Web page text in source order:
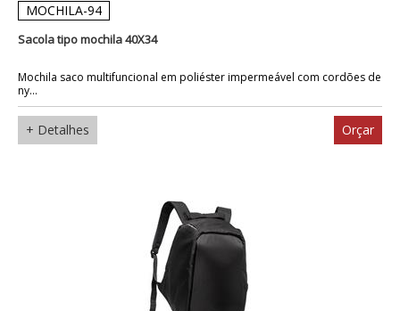
MOCHILA-94
Sacola tipo mochila 40X34
Mochila saco multifuncional em poliéster impermeável com cordões de
ny...
+ Detalhes Orçar